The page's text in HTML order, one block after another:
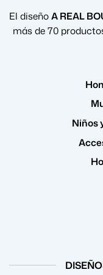
El diseñoA REAL
más de 70
Niños